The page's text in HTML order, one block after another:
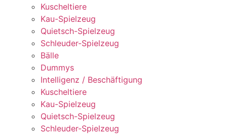
Kuscheltiere
Kau-Spielzeug
Quietsch-Spielzeug
Schleuder-Spielzeug
Bälle
Dummys
Intelligenz / Beschäftigung
Kuscheltiere
Kau-Spielzeug
Quietsch-Spielzeug
Schleuder-Spielzeug